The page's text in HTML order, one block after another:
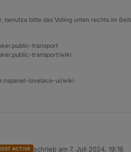
benutze bitte das Voting unten rechts im
transport
transport/wiki
lovelace-ui/wiki
ACTIVE schrieb am 7. Juli 2024, 19:16